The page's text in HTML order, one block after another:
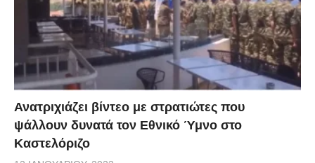
Ανατριχιάζει βίντεο με στρατιώτες που
ψάλλουν δυνατά τον Εθνικό Ύμνο στο
Καστελόριζο